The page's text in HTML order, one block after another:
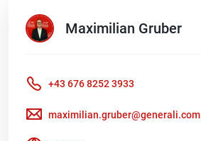
Maximilian Gruber
+43 676 8252 3933
maximilian.gruber@generali.com